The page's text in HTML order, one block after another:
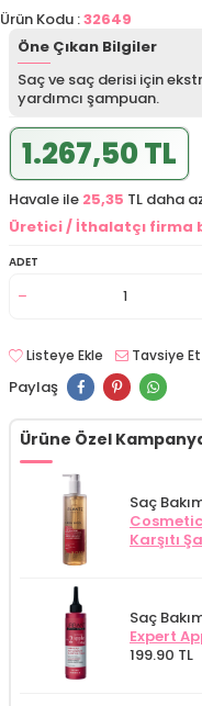
Ürün Kodu :32649
Öne Çıkan Bilgiler
Saç ve saç derisi için
yardımcı şampuan.
1.267,50 TL
Havale ile 25,35 TL daha
Üretici / İthalatçı firma
ADET
Listeye Ekle Tavsiye Et
Paylaş
Ürüne Özel
Saç
Karşıtı
Saç
Expert
199.90 TL